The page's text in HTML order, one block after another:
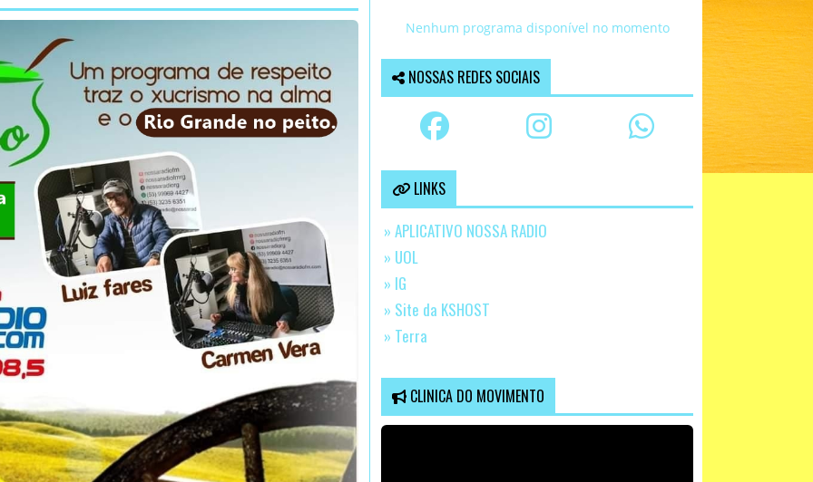
Nenhum programa disponível no momento
NOSSAS REDES SOCIAIS
LINKS
» APLICATIVO NOSSA RADIO
» UOL
» IG
» Site da KSHOST
» Terra
CLINICA DO MOVIMENTO